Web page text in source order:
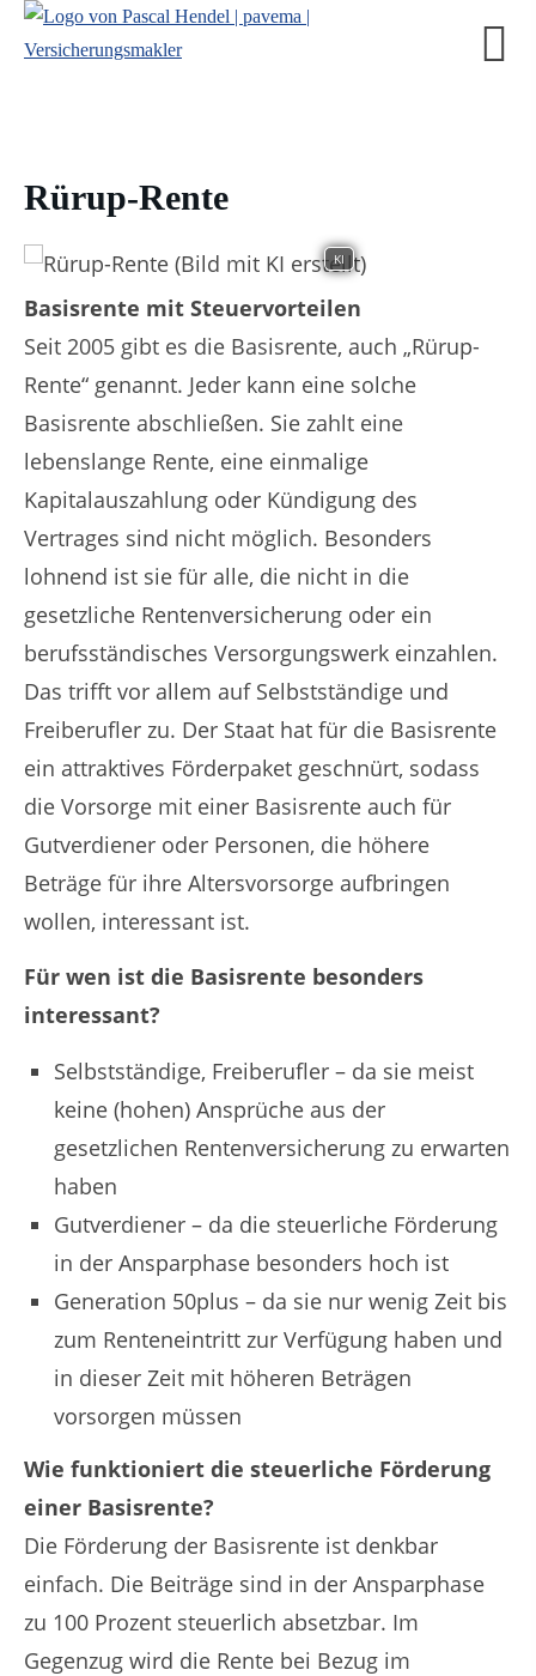
Rürup-Rente
KI
Basisrente mit Steuervorteilen
Seit 2005 gibt es die Basisrente, auch „Rürup-
Rente“ genannt. Jeder kann eine solche
Basisrente abschließen. Sie zahlt eine
lebenslange Rente, eine einmalige
Kapitalauszahlung oder Kündigung des
Vertrages sind nicht möglich. Besonders
lohnend ist sie für alle, die nicht in die
gesetzliche Rentenversicherung oder ein
berufsständisches Versorgungswerk einzahlen.
Das trifft vor allem auf Selbstständige und
Freiberufler zu. Der Staat hat für die Basisrente
ein attraktives Förderpaket geschnürt, sodass
die Vorsorge mit einer Basisrente auch für
Gutverdiener oder Personen, die höhere
Beträge für ihre Altersvorsorge aufbringen
wollen, interessant ist.
Für wen ist die Basisrente besonders
interessant?
Selbstständige, Freiberufler – da sie meist
keine (hohen) Ansprüche aus der
gesetzlichen Rentenversicherung zu erwarten
haben
Gutverdiener – da die steuerliche Förderung
in der Ansparphase besonders hoch ist
Generation 50plus – da sie nur wenig Zeit bis
zum Renteneintritt zur Verfügung haben und
in dieser Zeit mit höheren Beträgen
vorsorgen müssen
Wie funktioniert die steuerliche Förderung
einer Basisrente?
Die Förderung der Basisrente ist denkbar
einfach. Die Beiträge sind in der Ansparphase
zu 100 Prozent steuerlich absetzbar. Im
Gegenzug wird die Rente bei Bezug im